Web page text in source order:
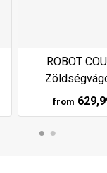
ROBOT
from